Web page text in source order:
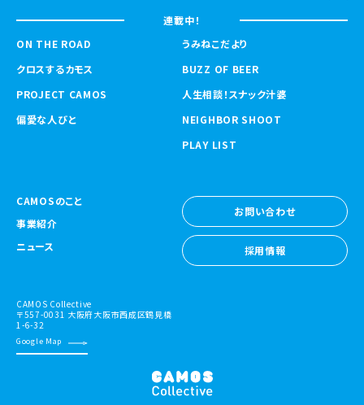
連載中！
ON THE ROAD
クロスするカモス
PROJECT CAMOS
偏愛な人びと
うみねこだより
BUZZ OF BEER
人生相談！スナック汁婆
NEIGHBOR SHOOT
PLAY LIST
CAMOSのこと
事業紹介
ニュース
お問い合わせ
お問い合わせ
採用情報
CAMOS Collective
〒557-0031 大阪府大阪市西成区鶴見橋
1-6-32
Google Map